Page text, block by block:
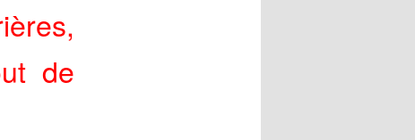
de